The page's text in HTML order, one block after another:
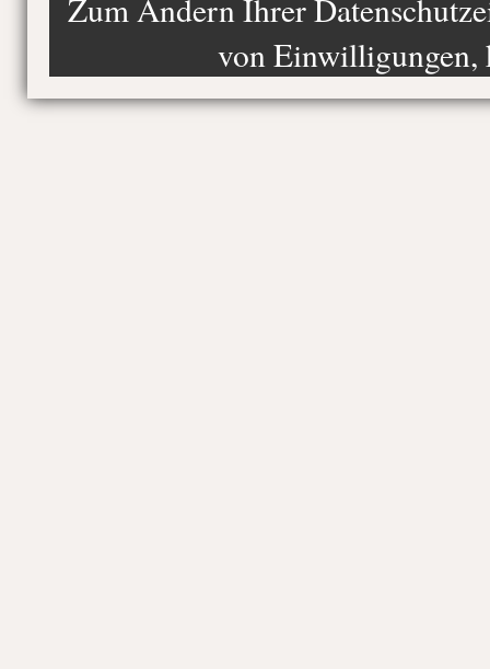
Zum Ändern Ihrer
von